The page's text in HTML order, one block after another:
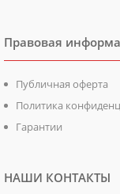
Правовая
Публичная оферта
Политика
Гарантии
НАШИ КОНТАКТЫ